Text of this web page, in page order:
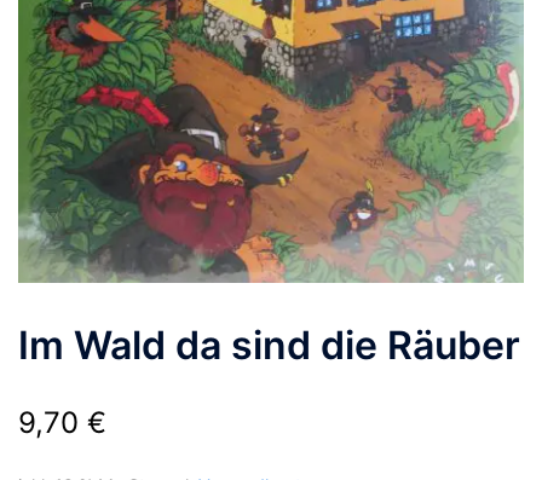
Im Wald da sind die Räuber
9,70 €